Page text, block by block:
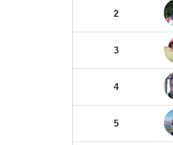
2
3
4
5